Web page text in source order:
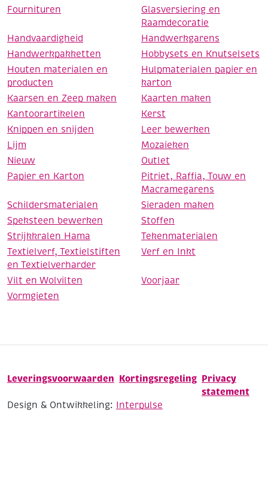
Fournituren
Glasversiering en
Raamdecoratie
Handvaardigheid
Handwerkgarens
Handwerkpakketten
Hobbysets en Knutselsets
Houten materialen en
producten
Hulpmaterialen papier en
karton
Kaarsen en Zeep maken
Kaarten maken
Kantoorartikelen
Kerst
Knippen en snijden
Leer bewerken
Lijm
Mozaieken
Nieuw
Outlet
Papier en Karton
Pitriet, Raffia, Touw en
Macramegarens
Schildersmaterialen
Sieraden maken
Speksteen bewerken
Stoffen
Strijkkralen Hama
Tekenmaterialen
Textielverf, Textielstiften
en Textielverharder
Verf en Inkt
Vilt en Wolvilten
Voorjaar
Vormgieten
Leveringsvoorwaarden Kortingsregeling Privacy
statement
Design & Ontwikkeling: Interpulse